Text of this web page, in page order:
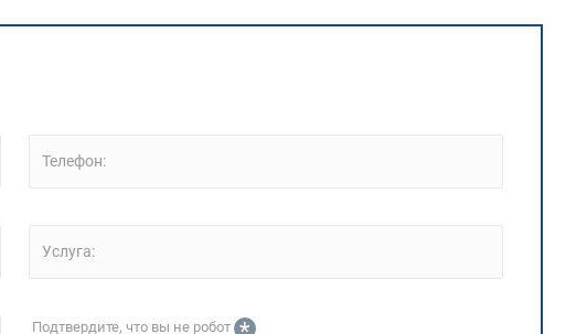
Телефон:
Услуга:
Подтвердите, что вы не робот